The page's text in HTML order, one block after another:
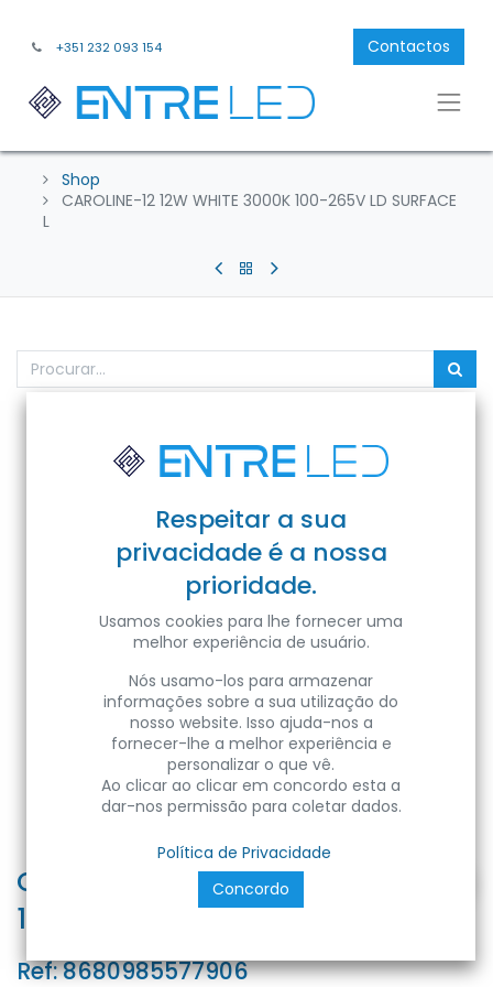
+351 232 093 154 Contactos
Shop
CAROLINE-12 12W WHITE 3000K 100-265V LD SURFACE
L
CAROLINE-12 12W WHITE 3000K
100-265V LD SURFACE L
Ref:8680985577906
Respeitar a sua
privacidade é a nossa
prioridade.
Usamos cookies para lhe fornecer uma
melhor experiência de usuário.
Nós usamo-los para armazenar
informações sobre a sua utilização do
nosso website. Isso ajuda-nos a
fornecer-lhe a melhor experiência e
personalizar o que vê.
Ao clicar ao clicar em concordo esta a
dar-nos permissão para coletar dados.
Política de Privacidade
Concordo